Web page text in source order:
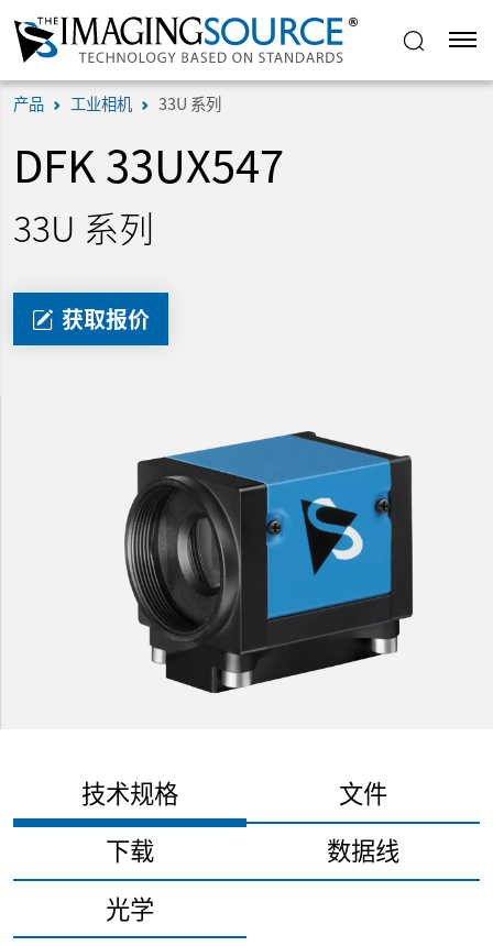
产品 工业相机 33U 系列
DFK 33UX547
33U 系列
获取报价
技术规格
文件
下载
数据线
光学